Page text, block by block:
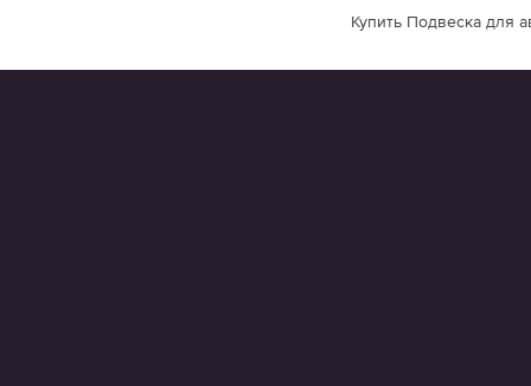
Купить Подвеска для